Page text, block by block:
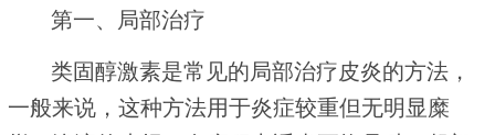
第一、局部治疗
类固醇激素是常见的局部治疗皮炎的方法，
一般来说，这种方法用于炎症较重但无明显糜